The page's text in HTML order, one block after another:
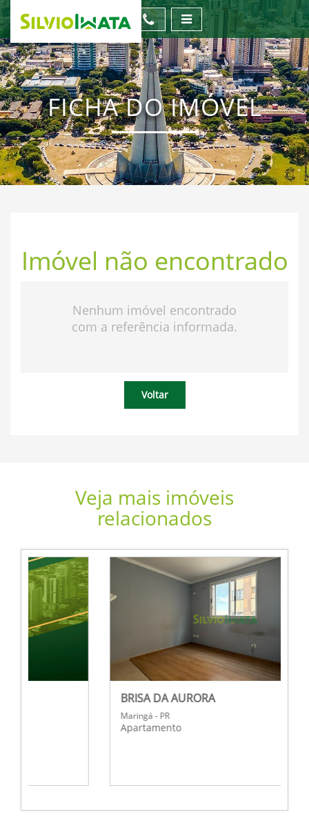
FICHA DO IMÓVEL
Imóvel não encontrado
Nenhum imóvel encontrado
com a referência informada.
Voltar
Veja mais imóveis
relacionados
BRISA DA AURORA
Maringá - PR
Apartamento